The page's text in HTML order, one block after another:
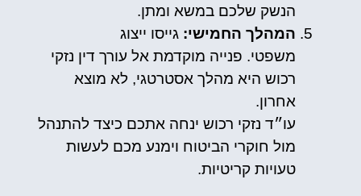
הנשק שלכם במשא ומתן.
המהלך החמישי: גייסו ייצוג
משפטי. פנייה מוקדמת אל עורך דין נזקי
רכוש היא מהלך אסטרטגי, לא מוצא
אחרון.
עו״ד נזקי רכוש ינחה אתכם כיצד להתנהל
מול חוקרי הביטוח וימנע מכם לעשות
טעויות קריטיות.